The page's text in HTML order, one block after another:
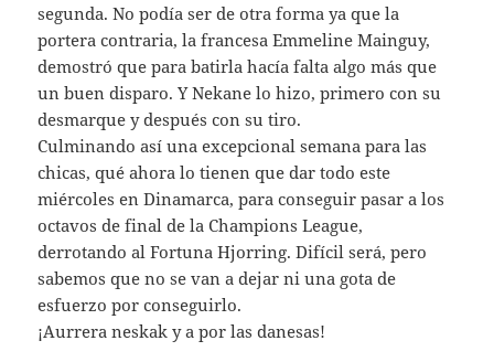
segunda. No podía ser de otra forma ya que la
portera contraria, la francesa Emmeline Mainguy,
demostró que para batirla hacía falta algo más que
un buen disparo. Y Nekane lo hizo, primero con su
desmarque y después con su tiro.
Culminando así una excepcional semana para las
chicas, qué ahora lo tienen que dar todo este
miércoles en Dinamarca, para conseguir pasar a los
octavos de final de la Champions League,
derrotando al Fortuna Hjorring. Difícil será, pero
sabemos que no se van a dejar ni una gota de
esfuerzo por conseguirlo.
¡Aurrera neskak y a por las danesas!